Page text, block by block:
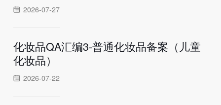
2026-07-27
化妆品QA汇编3-普通化妆品备案（儿童
化妆品）
2026-07-22